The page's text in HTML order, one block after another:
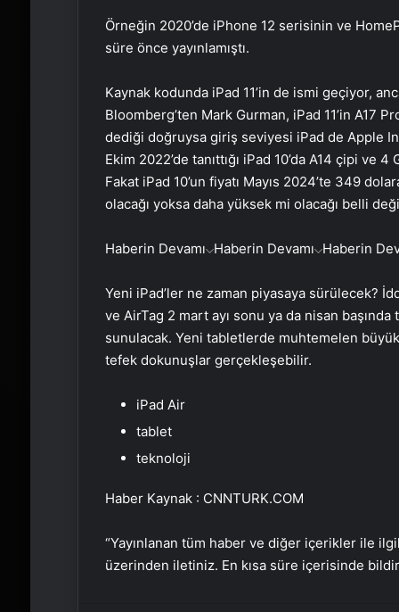
Örneğin 2020’de iPhone 12 serisinin ve
süre önce yayınlamıştı.
Kaynak kodunda iPad 11’in de ismi geçiyor,
Bloomberg’ten Mark Gurman, iPad 11’in A17
dediği doğruysa giriş seviyesi iPad de Apple
Ekim 2022’de tanıttığı iPad 10’da A14 çipi ve
Fakat iPad 10’un fiyatı Mayıs 2024’te 349
olacağı yoksa daha yüksek mi olacağı belli
Haberin Devamı Haberin Devamı Haberin
Yeni iPad’ler ne zaman piyasaya sürülecek?
ve AirTag 2 mart ayı sonu ya da nisan başında
sunulacak. Yeni tabletlerde muhtemelen
tefek dokunuşlar gerçekleşebilir.
iPad Air
tablet
teknoloji
Haber Kaynak : CNNTURK.COM
“Yayınlanan tüm haber ve diğer içerikler ile
üzerinden iletiniz. En kısa süre içerisinde